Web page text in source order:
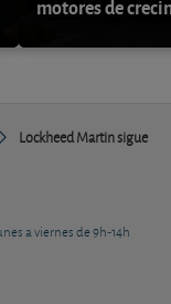
motores de
Lockheed Martin sigue
a viernes de 9h-14h